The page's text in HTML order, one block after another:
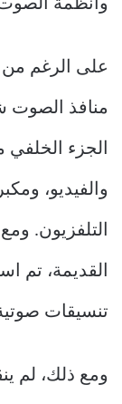
وأنظمة
على الرغم من
منافذ الصوت
الجزء
والفيديو،
التلفزيون.
تنسيقات
ومع ذلك، لم